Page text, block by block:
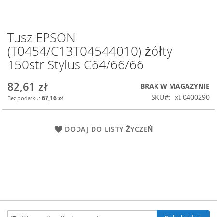
Przejdź
na
początek
galerii
Tusz EPSON
(T0454/C13T04544010) żółty
150str Stylus C64/66/66
82,61 zł
67,16 zł
BRAK W MAGAZYNIE
SKU
xt 0400290
DODAJ DO LISTY ŻYCZEŃ
Subskrybuj